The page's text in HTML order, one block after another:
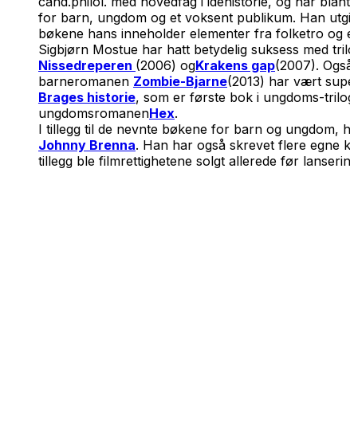
for barn, ungdom og et voksent publikum. Han
bøkene hans inneholder elementer fra folketro og
Sigbjørn Mostue har hatt betydelig suksess med
Nissedreperen (2006) ogKrakens gap(2007).
barneromanen Zombie-Bjarne(2013) har vært
Brages historie, som er første bok i ungdoms-
ungdomsromanenHex.
I tillegg til de nevnte bøkene for barn og ungdom,
Johnny Brenna. Han har også skrevet flere egne
tillegg ble filmrettighetene solgt allerede før